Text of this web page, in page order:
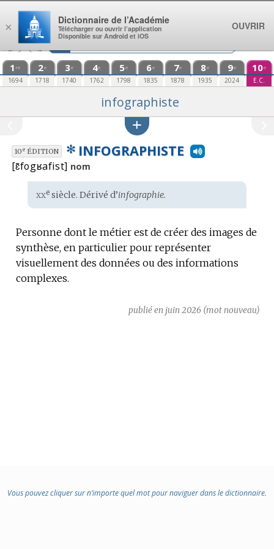
Aller au contenu
1 re
1694
2e
1718
3e
1740
4e
1762
5e
1798
6e
1835
7e
1878
8e
1935
9e
2024
10e
E.C.
infographiste
10eÉDITION ✻ INFOGRAPHISTE
[ɛ̃fogʁafist] nom
Étymologie
:
xxesiècle. Dérivé d’infographie.
Personne dont le métier est de créer des images de
synthèse, en particulier pour représenter
visuellement des données ou des informations
complexes.
publié en juin 2026 (mot nouveau)
Vous pouvez cliquer sur n’importe quel mot pour naviguer dans le dictionnaire.
×
Dictionnaire de l’Académie
Télécharger ou ouvrir l’application
Disponible sur Android et iOS
OUVRIR